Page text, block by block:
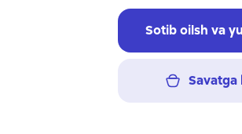
Sotib oilsh va
Savatga